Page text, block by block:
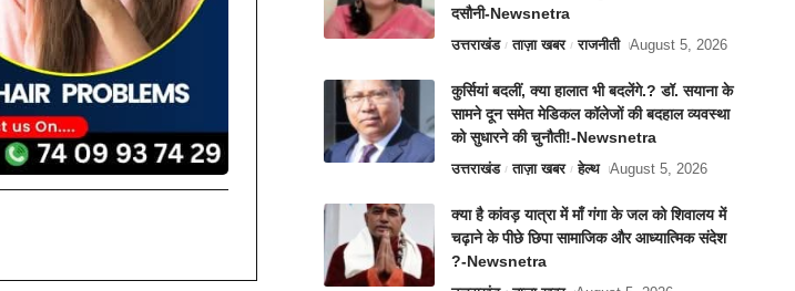
दसौनी-Newsnetra
उत्तराखंड ताज़ा खबर राजनीती August 5, 2026
कुर्सियां बदलीं, क्या हालात भी बदलेंगे.? डॉ. सयाना के
सामने दून समेत मेडिकल कॉलेजों की बदहाल व्यवस्था
को सुधारने की चुनौती!-Newsnetra
उत्तराखंड ताज़ा खबर हेल्थ August 5, 2026
क्या है कांवड़ यात्रा में माँ गंगा के जल को शिवालय में
चढ़ाने के पीछे छिपा सामाजिक और आध्यात्मिक संदेश
?-Newsnetra